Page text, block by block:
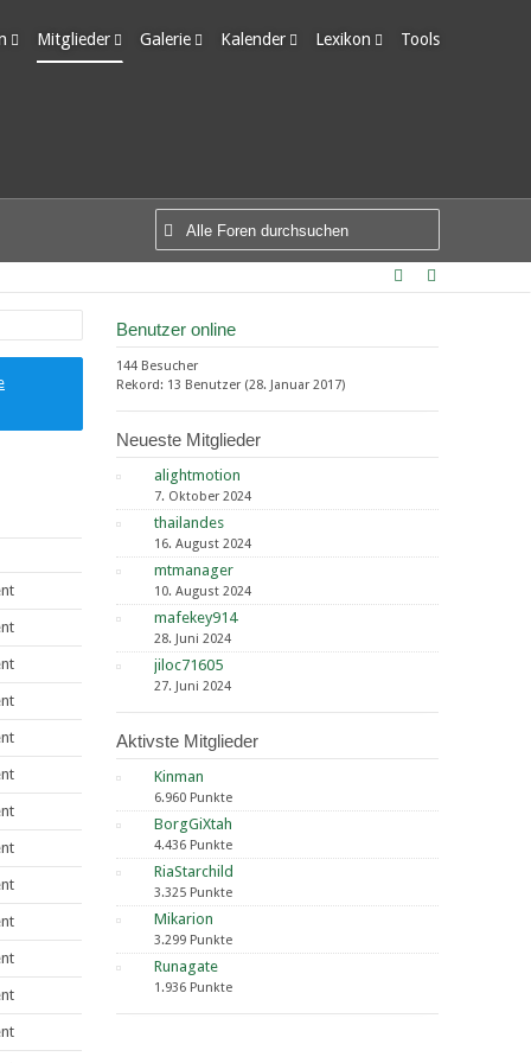
Mitglieder Galerie Kalender Lexikon Tools
Benutzer online
144 Besucher
Rekord: 13 Benutzer (28. Januar 2017)
Neueste Mitglieder
alightmotion
7. Oktober 2024
thailandes
16. August 2024
mtmanager
10. August 2024
mafekey914
28. Juni 2024
jiloc71605
27. Juni 2024
Aktivste Mitglieder
Kinman
6.960 Punkte
BorgGiXtah
4.436 Punkte
RiaStarchild
3.325 Punkte
Mikarion
3.299 Punkte
Runagate
1.936 Punkte